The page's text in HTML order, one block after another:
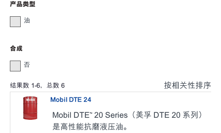
产品类型
油
合成
否
结果数 1-6，总数 6 按相关性排序
Mobil DTE 24
Mobil DTE™ 20 Series（美孚 DTE 20 系列）
是高性能抗磨液压油。